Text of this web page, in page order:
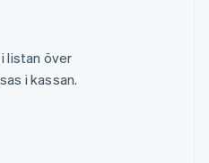
listan över
i kassan.